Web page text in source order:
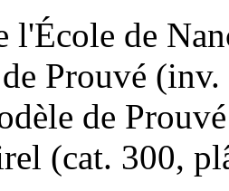
l'École de
Prouvé
de
(cat. 300,